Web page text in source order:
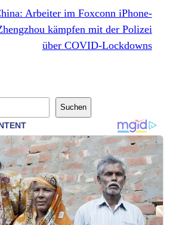
Arbeiter im Foxconn iPhone-
kämpfen mit der Polizei
über COVID-Lockdowns
Suchen